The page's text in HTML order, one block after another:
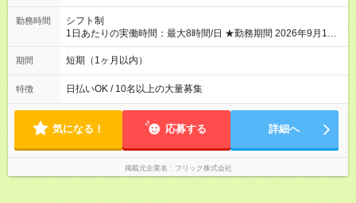
勤務時間
シフト制
1日あたりの実働時間：最大8時間/日 ★勤務期間 2026年9月16日
~2026年10月23日 短期勤務OK! 期間中フル勤務できる方優遇 ※
週3~5日勤務(勤務日数応相談) ※期間前から勤務スタートも可能
※夜勤シフトあり
期間 短期（1ヶ月以内）
特徴 日払いOK / 10名以上の大量募集
気になる！ 応募する 詳細へ
掲載元企業名 フリック株式会社